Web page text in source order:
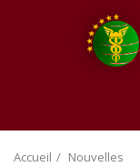
Accueil
Nouvelles